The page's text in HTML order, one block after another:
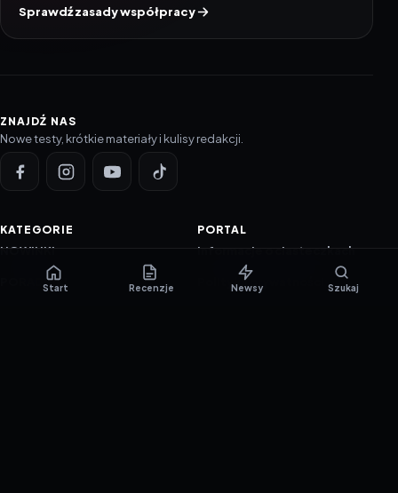
Sprawdź zasady współpracy
ZNAJDŹ NAS
Nowe testy, krótkie materiały i kulisy redakcji.
KATEGORIE
NOWINKI
PORADNIKI
PORTAL
Informacje o ciasteczkach
Polityka prywatności
Start Recenzje Newsy Szukaj